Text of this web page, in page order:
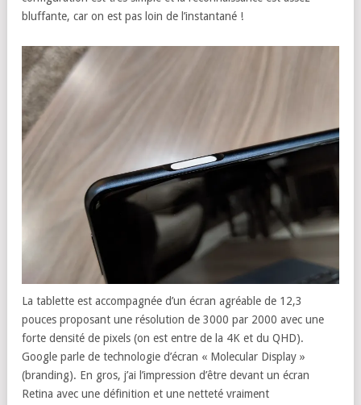
bluffante, car on est pas loin de l’instantané !
La tablette est accompagnée d’un écran agréable de 12,3
pouces proposant une résolution de 3000 par 2000 avec une
forte densité de pixels (on est entre de la 4K et du QHD).
Google parle de technologie d’écran « Molecular Display »
(branding). En gros, j’ai l’impression d’être devant un écran
Retina avec une définition et une netteté vraiment